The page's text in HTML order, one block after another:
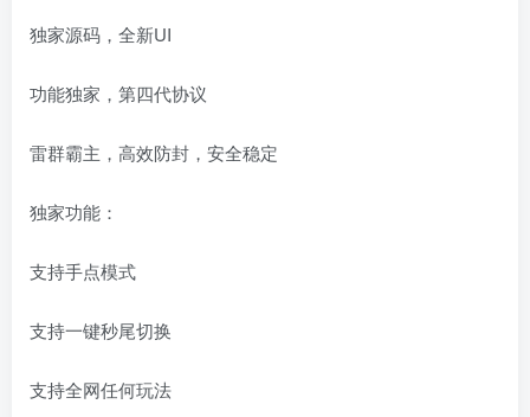
独家源码，全新UI
功能独家，第四代协议
雷群霸主，高效防封，安全稳定
独家功能：
支持手点模式
支持一键秒尾切换
支持全网任何玩法